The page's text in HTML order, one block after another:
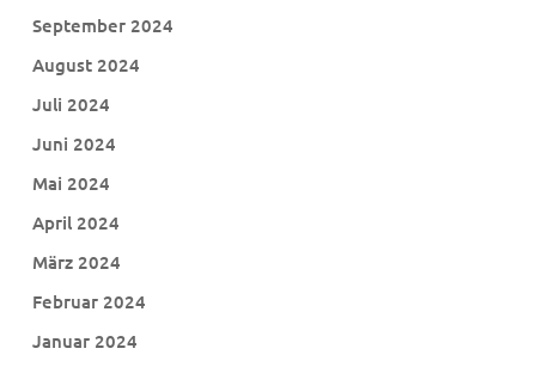
September 2024
August 2024
Juli 2024
Juni 2024
Mai 2024
April 2024
März 2024
Februar 2024
Januar 2024